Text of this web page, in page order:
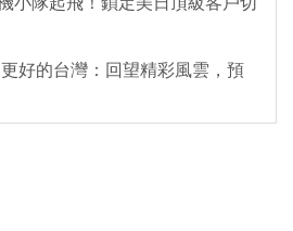
好的台灣：回望精彩風雲，預